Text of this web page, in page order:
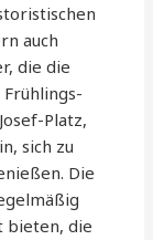
auch
die die
Platz,
sich zu
Die
bieten, die